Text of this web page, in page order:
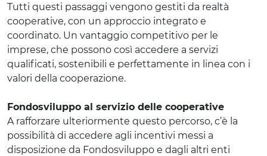
Tutti questi passaggi vengono gestiti da realtà
cooperative, con un approccio integrato e
coordinato. Un vantaggio competitivo per le
imprese, che possono così accedere a servizi
qualificati, sostenibili e perfettamente in linea con i
valori della cooperazione.
Fondosviluppo al servizio delle cooperative
A rafforzare ulteriormente questo percorso, c’è la
possibilità di accedere agli incentivi messi a
disposizione da Fondosviluppo e dagli altri enti